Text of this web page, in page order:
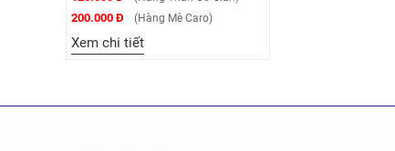
200.000 Đ (Hàng Mè Caro)
Xem chi tiết